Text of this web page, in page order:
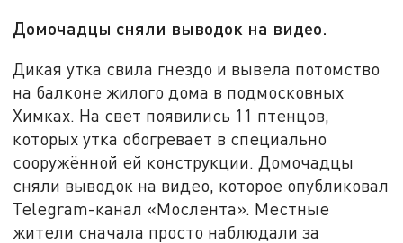
Домочадцы сняли выводок на видео.
Дикая утка свила гнездо и вывела потомство
на балконе жилого дома в подмосковных
Химках. На свет появились 11 птенцов,
которых утка обогревает в специально
сооружённой ей конструкции. Домочадцы
сняли выводок на видео, которое опубликовал
Telegram-канал «Мослента». Местные
жители сначала просто наблюдали за